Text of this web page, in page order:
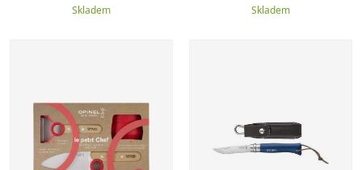
Skladem Skladem